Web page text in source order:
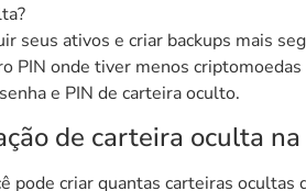
seus ativos e criar backups mais
PIN onde tiver menos
e PIN de carteira oculto.
de carteira oculta
pode criar quantas carteiras